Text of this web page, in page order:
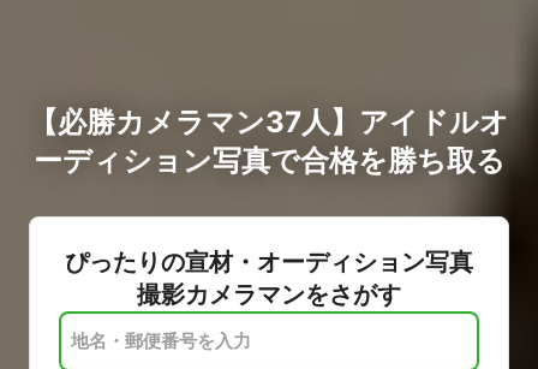
【必勝カメラマン37人】アイドルオ
ーディション写真で合格を勝ち取る
ぴったりの宣材・オーディション写真
撮影カメラマンをさがす